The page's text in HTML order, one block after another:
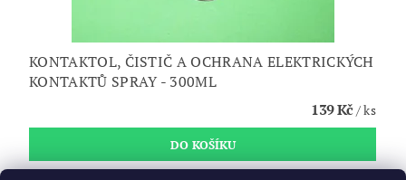
KONTAKTOL, ČISTIČ A OCHRANA ELEKTRICKÝCH
KONTAKTŮ SPRAY - 300ML
139 Kč/ ks